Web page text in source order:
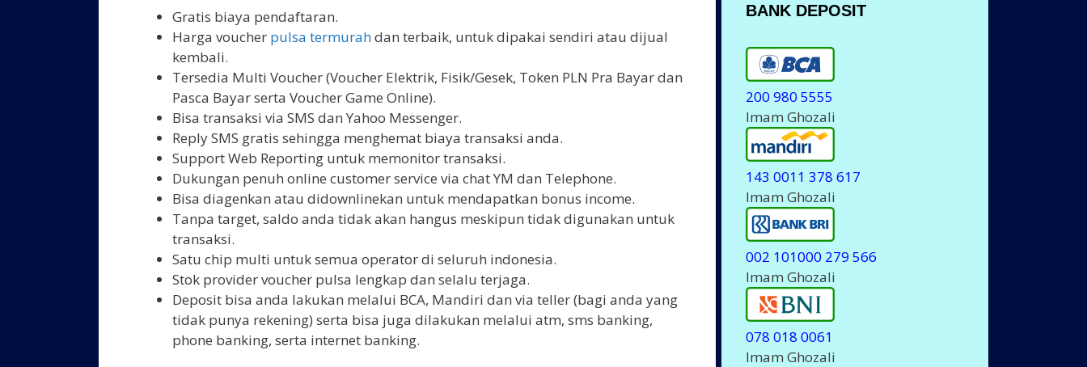
Gratis biaya pendaftaran.
Harga voucher pulsa termurahdan terbaik, untuk dipakai sendiri atau dijual
kembali.
Tersedia Multi Voucher (Voucher Elektrik, Fisik/Gesek, Token PLN Pra Bayar dan
Pasca Bayar serta Voucher Game Online).
Bisa transaksi via SMS dan Yahoo Messenger.
Reply SMS gratis sehingga menghemat biaya transaksi anda.
Support Web Reporting untuk memonitor transaksi.
Dukungan penuh online customer service via chat YM dan Telephone.
Bisa diagenkan atau didownlinekan untuk mendapatkan bonus income.
Tanpa target, saldo anda tidak akan hangus meskipun tidak digunakan untuk
transaksi.
Satu chip multi untuk semua operator di seluruh indonesia.
Stok provider voucher pulsa lengkap dan selalu terjaga.
Deposit bisa anda lakukan melalui BCA, Mandiri dan via teller (bagi anda yang
tidak punya rekening) serta bisa juga dilakukan melalui atm, sms banking,
phone banking, serta internet banking.
BANK DEPOSIT
200 980 5555
Imam Ghozali
143 0011 378 617
Imam Ghozali
002 101000 279 566
Imam Ghozali
078 018 0061
Imam Ghozali